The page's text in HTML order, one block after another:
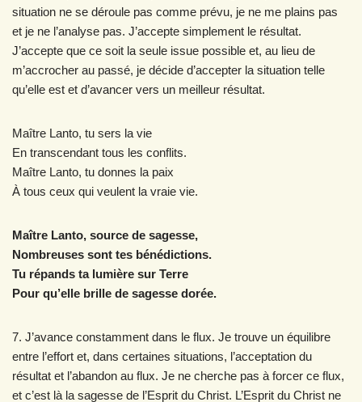
situation ne se déroule pas comme prévu, je ne me plains pas
et je ne l’analyse pas. J’accepte simplement le résultat.
J’accepte que ce soit la seule issue possible et, au lieu de
m’accrocher au passé, je décide d’accepter la situation telle
qu’elle est et d’avancer vers un meilleur résultat.
Maître Lanto, tu sers la vie
En transcendant tous les conflits.
Maître Lanto, tu donnes la paix
À tous ceux qui veulent la vraie vie.
Maître Lanto, source de sagesse,
Nombreuses sont tes bénédictions.
Tu répands ta lumière sur Terre
Pour qu’elle brille de sagesse dorée.
7. J’avance constamment dans le flux. Je trouve un équilibre
entre l’effort et, dans certaines situations, l’acceptation du
résultat et l’abandon au flux. Je ne cherche pas à forcer ce flux,
et c’est là la sagesse de l’Esprit du Christ. L’Esprit du Christ ne